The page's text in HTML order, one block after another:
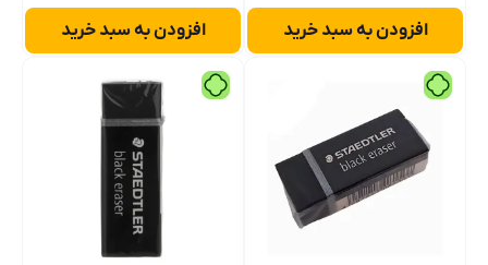
افزودن به سبد خرید افزودن به سبد خرید